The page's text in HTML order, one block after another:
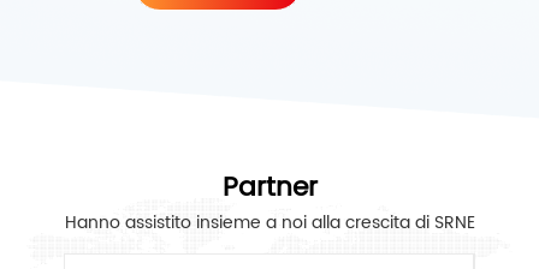
Partner
Hanno assistito insieme a noi alla crescita di SRNE